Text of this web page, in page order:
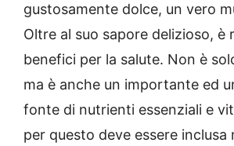
gustosamente dolce, un vero
Oltre al suo sapore delizioso, è
benefici per la salute. Non è
ma è anche un importante ed
fonte di nutrienti essenziali e
per questo deve essere inclusa